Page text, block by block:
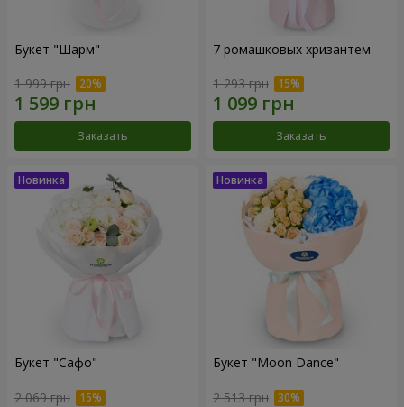
Букет "Шарм"
1 999 грн
Заказать
7 ромашковых хризантем
1 293 грн
Заказать
Букет "Сафо"
2 069 грн
Букет "Moon Dance"
2 513 грн